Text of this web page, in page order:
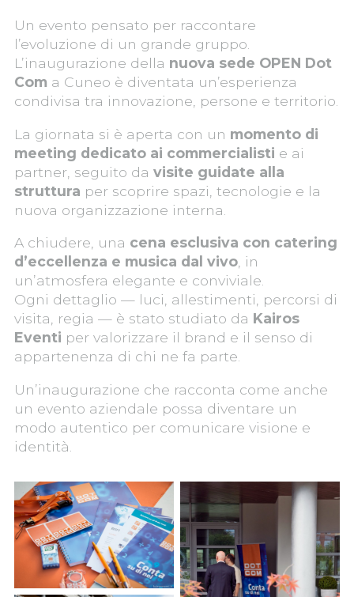
Un evento pensato per raccontare
l’evoluzione di un grande gruppo.
L’inaugurazione della nuova sede OPEN Dot
Com a Cuneo è diventata un’esperienza
condivisa tra innovazione, persone e territorio.
La giornata si è aperta con un momento di
meeting dedicato ai commercialisti e ai
partner, seguito da visite guidate alla
struttura per scoprire spazi, tecnologie e la
nuova organizzazione interna.
A chiudere, una cena esclusiva con catering
d’eccellenza e musica dal vivo, in
un’atmosfera elegante e conviviale.
Ogni dettaglio — luci, allestimenti, percorsi di
visita, regia — è stato studiato da Kairos
Eventi per valorizzare il brand e il senso di
appartenenza di chi ne fa parte.
Un’inaugurazione che racconta come anche
un evento aziendale possa diventare un
modo autentico per comunicare visione e
identità.